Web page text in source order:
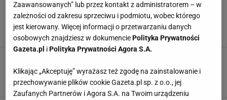
Takiej okazji dawno nie było. 30 bombek za
12,99 zł. Zostały ostatnie sztuki w Sinsay
BOMBKI BOMBKI NA CHOINKĘ CHOINKA LAMPKI
bombki choinkowe. 8 sztuk za 10,99 zł
BOMBKI BOMBKI NA CHOINKĘ CHOINKA OZDOBY
Zaawansowanych” lub przez kontakt z administratorem – w
zależności od zakresu sprzeciwu i podmiotu, wobec którego
jest kierowany. Więcej informacji o przetwarzaniu danych
osobowych znajdziesz w dokumenciePolityka Prywatności
Gazeta.pl iPolityka Prywatności Agora S.A.
Klikając „Akceptuję” wyrażasz też zgodę na zainstalowanie i
przechowywanie plików cookie Gazeta.pl sp. z o.o., jej
Zaufanych Partnerów i Agora S.A. na Twoim urządzeniu